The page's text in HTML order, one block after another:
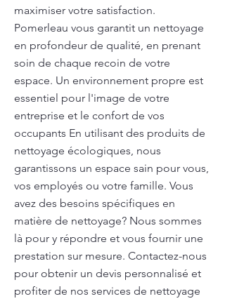
maximiser votre satisfaction.
Pomerleau vous garantit un nettoyage
en profondeur de qualité, en prenant
soin de chaque recoin de votre
espace. Un environnement propre est
essentiel pour l'image de votre
entreprise et le confort de vos
occupants En utilisant des produits de
nettoyage écologiques, nous
garantissons un espace sain pour vous,
vos employés ou votre famille. Vous
avez des besoins spécifiques en
matière de nettoyage? Nous sommes
là pour y répondre et vous fournir une
prestation sur mesure. Contactez-nous
pour obtenir un devis personnalisé et
profiter de nos services de nettoyage